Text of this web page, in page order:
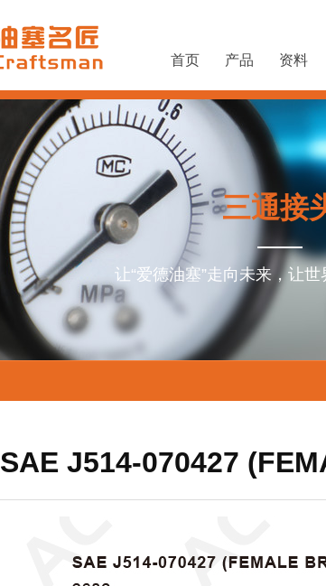
首页 产品 资料
三通接
让“爱德油塞”走向未来，让世
SAE J514-070427